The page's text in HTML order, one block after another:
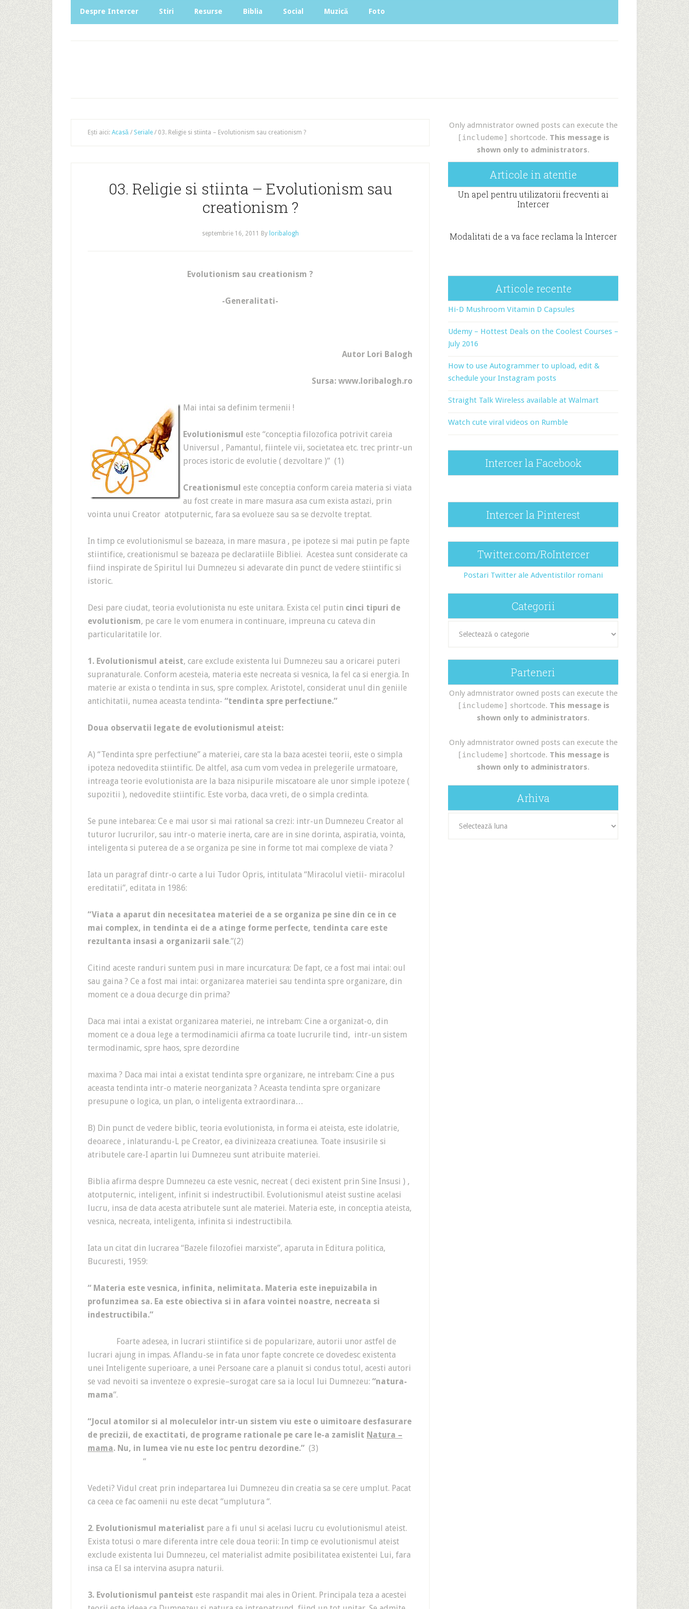
Despre Intercer Stiri Resurse Biblia Social Muzică Foto
Ești aici: Acasă / Seriale / 03. Religie si stiinta – Evolutionism sau creationism ?
03. Religie si stiinta – Evolutionism sau
creationism ?
septembrie 16, 2011 By loribalogh
Evolutionism sau creationism ?
-Generalitati-
Autor Lori Balogh
Sursa: www.loribalogh.ro
Mai intai sa definim termenii !
Evolutionismul este “conceptia filozofica potrivit careia
Universul , Pamantul, fiintele vii, societatea etc. trec printr-un
proces istoric de evolutie ( dezvoltare )” (1)
Creationismul este conceptia conform careia materia si viata
au fost create in mare masura asa cum exista astazi, prin
vointa unui Creator atotputernic, fara sa evolueze sau sa se dezvolte treptat.
In timp ce evolutionismul se bazeaza, in mare masura , pe ipoteze si mai putin pe fapte
stiintifice, creationismul se bazeaza pe declaratiile Bibliei. Acestea sunt considerate ca
fiind inspirate de Spiritul lui Dumnezeu si adevarate din punct de vedere stiintific si
istoric.
Desi pare ciudat, teoria evolutionista nu este unitara. Exista cel putin cinci tipuri de
evolutionism, pe care le vom enumera in continuare, impreuna cu cateva din
particularitatile lor.
1. Evolutionismul ateist, care exclude existenta lui Dumnezeu sau a oricarei puteri
supranaturale. Conform acesteia, materia este necreata si vesnica, la fel ca si energia. In
materie ar exista o tendinta in sus, spre complex. Aristotel, considerat unul din geniile
antichitatii, numea aceasta tendinta- “tendinta spre perfectiune.”
Doua observatii legate de evolutionismul ateist:
A) “Tendinta spre perfectiune” a materiei, care sta la baza acestei teorii, este o simpla
ipoteza nedovedita stiintific. De altfel, asa cum vom vedea in prelegerile urmatoare,
intreaga teorie evolutionista are la baza nisipurile miscatoare ale unor simple ipoteze (
supozitii ), nedovedite stiintific. Este vorba, daca vreti, de o simpla credinta.
Se pune intebarea: Ce e mai usor si mai rational sa crezi: intr-un Dumnezeu Creator al
tuturor lucrurilor, sau intr-o materie inerta, care are in sine dorinta, aspiratia, vointa,
inteligenta si puterea de a se organiza pe sine in forme tot mai complexe de viata ?
Iata un paragraf dintr-o carte a lui Tudor Opris, intitulata “Miracolul vietii- miracolul
ereditatii”, editata in 1986:
“Viata a aparut din necesitatea materiei de a se organiza pe sine din ce in ce
mai complex, in tendinta ei de a atinge forme perfecte, tendinta care este
rezultanta insasi a organizarii sale.”(2)
Citind aceste randuri suntem pusi in mare incurcatura: De fapt, ce a fost mai intai: oul
sau gaina ? Ce a fost mai intai: organizarea materiei sau tendinta spre organizare, din
moment ce a doua decurge din prima?
Daca mai intai a existat organizarea materiei, ne intrebam: Cine a organizat-o, din
moment ce a doua lege a termodinamicii afirma ca toate lucrurile tind, intr-un sistem
termodinamic, spre haos, spre dezordine
maxima ? Daca mai intai a existat tendinta spre organizare, ne intrebam: Cine a pus
aceasta tendinta intr-o materie neorganizata ? Aceasta tendinta spre organizare
presupune o logica, un plan, o inteligenta extraordinara…
B) Din punct de vedere biblic, teoria evolutionista, in forma ei ateista, este idolatrie,
deoarece , inlaturandu-L pe Creator, ea divinizeaza creatiunea. Toate insusirile si
atributele care-I apartin lui Dumnezeu sunt atribuite materiei.
Biblia afirma despre Dumnezeu ca este vesnic, necreat ( deci existent prin Sine Insusi ) ,
atotputernic, inteligent, infinit si indestructibil. Evolutionismul ateist sustine acelasi
lucru, insa de data acesta atributele sunt ale materiei. Materia este, in conceptia ateista,
vesnica, necreata, inteligenta, infinita si indestructibila.
Iata un citat din lucrarea “Bazele filozofiei marxiste”, aparuta in Editura politica,
Bucuresti, 1959:
“ Materia este vesnica, infinita, nelimitata. Materia este inepuizabila in
profunzimea sa. Ea este obiectiva si in afara vointei noastre, necreata si
indestructibila.”
Foarte adesea, in lucrari stiintifice si de popularizare, autorii unor astfel de
lucrari ajung in impas. Aflandu-se in fata unor fapte concrete ce dovedesc existenta
unei Inteligente superioare, a unei Persoane care a planuit si condus totul, acesti autori
se vad nevoiti sa inventeze o expresie–surogat care sa ia locul lui Dumnezeu: “natura-
mama”.
“Jocul atomilor si al moleculelor intr-un sistem viu este o uimitoare desfasurare
de precizii, de exactitati, de programe rationale pe care le-a zamislit Natura –
mama. Nu, in lumea vie nu este loc pentru dezordine.” (3)
“
Vedeti? Vidul creat prin indepartarea lui Dumnezeu din creatia sa se cere umplut. Pacat
ca ceea ce fac oamenii nu este decat “umplutura “.
2. Evolutionismul materialist pare a fi unul si acelasi lucru cu evolutionismul ateist.
Exista totusi o mare diferenta intre cele doua teorii: In timp ce evolutionismul ateist
exclude existenta lui Dumnezeu, cel materialist admite posibilitatea existentei Lui, fara
insa ca El sa intervina asupra naturii.
3. Evolutionismul panteist este raspandit mai ales in Orient. Principala teza a acestei
Only admnistrator owned posts can execute the
[includeme] shortcode. This message is
shown only to administrators.
Articole in atentie
Un apel pentru utilizatorii frecventi ai
Intercer
Modalitati de a va face reclama la Intercer
Articole recente
Hi-D Mushroom Vitamin D Capsules
Udemy – Hottest Deals on the Coolest Courses –
July 2016
How to use Autogrammer to upload, edit &
schedule your Instagram posts
Straight Talk Wireless available at Walmart
Watch cute viral videos on Rumble
Intercer la Facebook
Intercer la Pinterest
Twitter.com/RoIntercer
Postari Twitter ale Adventistilor romani
Categorii
Parteneri
Only admnistrator owned posts can execute the
[includeme] shortcode. This message is
shown only to administrators.
Only admnistrator owned posts can execute the
[includeme] shortcode. This message is
shown only to administrators.
Arhiva